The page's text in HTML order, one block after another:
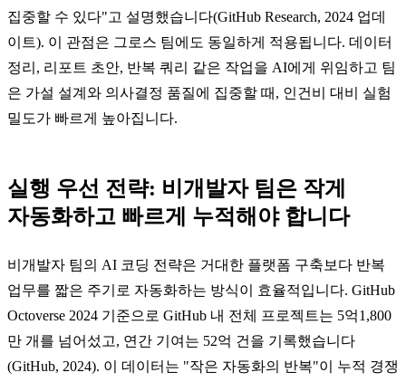
집중할 수 있다"고 설명했습니다(GitHub Research, 2024 업데
이트). 이 관점은 그로스 팀에도 동일하게 적용됩니다. 데이터
정리, 리포트 초안, 반복 쿼리 같은 작업을 AI에게 위임하고 팀
은 가설 설계와 의사결정 품질에 집중할 때, 인건비 대비 실험
밀도가 빠르게 높아집니다.
실행 우선 전략: 비개발자 팀은 작게
자동화하고 빠르게 누적해야 합니다
비개발자 팀의 AI 코딩 전략은 거대한 플랫폼 구축보다 반복
업무를 짧은 주기로 자동화하는 방식이 효율적입니다. GitHub
Octoverse 2024 기준으로 GitHub 내 전체 프로젝트는 5억1,800
만 개를 넘어섰고, 연간 기여는 52억 건을 기록했습니다
(GitHub, 2024). 이 데이터는 "작은 자동화의 반복"이 누적 경쟁